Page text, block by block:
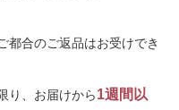
都合のご返品はお受けでき
り、お届けから1週間以